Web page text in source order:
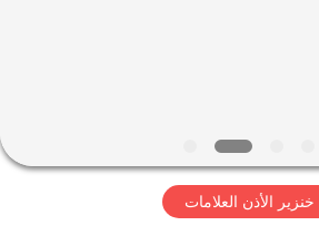
خنزير الأذن العلامات